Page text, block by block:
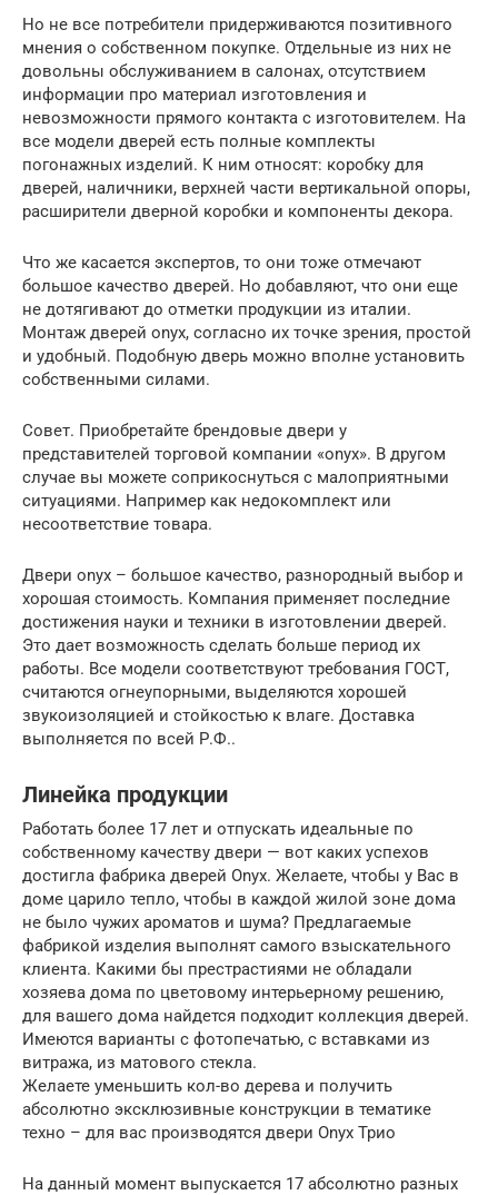
Но не все потребители придерживаются позитивного
мнения о собственном покупке. Отдельные из них не
довольны обслуживанием в салонах, отсутствием
информации про материал изготовления и
невозможности прямого контакта с изготовителем. На
все модели дверей есть полные комплекты
погонажных изделий. К ним относят: коробку для
дверей, наличники, верхней части вертикальной опоры,
расширители дверной коробки и компоненты декора.
Что же касается экспертов, то они тоже отмечают
большое качество дверей. Но добавляют, что они еще
не дотягивают до отметки продукции из италии.
Монтаж дверей onyx, согласно их точке зрения, простой
и удобный. Подобную дверь можно вполне установить
собственными силами.
Совет. Приобретайте брендовые двери у
представителей торговой компании «onyx». В другом
случае вы можете соприкоснуться с малоприятными
ситуациями. Например как недокомплект или
несоответствие товара.
Двери onyx – большое качество, разнородный выбор и
хорошая стоимость. Компания применяет последние
достижения науки и техники в изготовлении дверей.
Это дает возможность сделать больше период их
работы. Все модели соответствуют требования ГОСТ,
считаются огнеупорными, выделяются хорошей
звукоизоляцией и стойкостью к влаге. Доставка
выполняется по всей Р.Ф..
Линейка продукции
Работать более 17 лет и отпускать идеальные по
собственному качеству двери — вот каких успехов
достигла фабрика дверей Onyx. Желаете, чтобы у Вас в
доме царило тепло, чтобы в каждой жилой зоне дома
не было чужих ароматов и шума? Предлагаемые
фабрикой изделия выполнят самого взыскательного
клиента. Какими бы престрастиями не обладали
хозяева дома по цветовому интерьерному решению,
для вашего дома найдется подходит коллекция дверей.
Имеются варианты с фотопечатью, с вставками из
витража, из матового стекла.
Желаете уменьшить кол-во дерева и получить
абсолютно эксклюзивные конструкции в тематике
техно – для вас производятся двери Onyx Трио
На данный момент выпускается 17 абсолютно разных